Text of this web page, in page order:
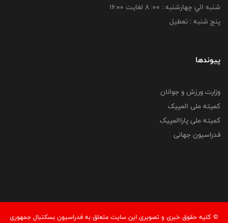
شنبه الي چهارشنبه : 00: 8 لغايت 16:00
پنج شنبه : تعطیل
پیوندها
وزارت ورزش و جوانان
کمیته ملی المپیک
کمیته ملی پاراالمپیک
فدراسیون جهانی
© کليه حقوق خبری و تصويری اين سايت متعلق به فدراسیون بسکتبال جمهوری